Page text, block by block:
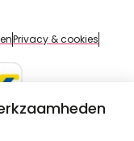
Privacy & cookies